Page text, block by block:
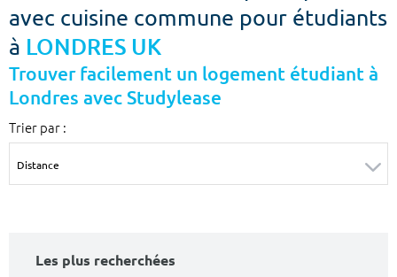
Budget min
€
Budget max
m² m²
avec cuisine commune pour étudiants
à LONDRES UK
Trouver facilement un logement étudiant à
Londres avec Studylease
Trier par :
Les plus recherchées